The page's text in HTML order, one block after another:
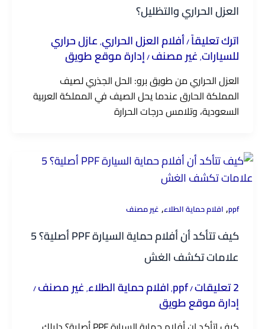
العزل الحراري والتظليل؟
اترك تعليقاً/أفلام العزل الحراري, عازل حراري
للسيارات, غير مصنف/إدارة موقع طويق
العزل الحراري من طويق برو: الحل الجذري لصيف
المملكة الحارق عندما يحل الصيف في المملكة العربية
السعودية، وتلامس درجات الحرارة
ppf
, افلام حماية الطلاء, غير مصنف
كيف تتأكد أن أفلام حماية السيارة PPF أصلية؟ 5
علامات تكشف الغش
2 تعليقات
/
ppf
,افلام حماية الطلاء, غير مصنف/
إدارة موقع طويق